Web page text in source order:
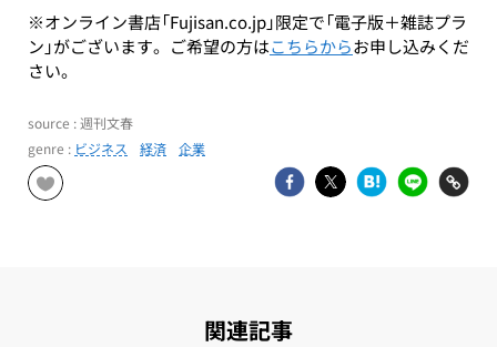
※オンライン書店「Fujisan.co.jp」限定で「電子版＋雑誌プラ
ン」がございます。ご希望の方はこちらからお申し込みくだ
さい。
source : 週刊文春
genre : ビジネス 経済 企業
関連記事